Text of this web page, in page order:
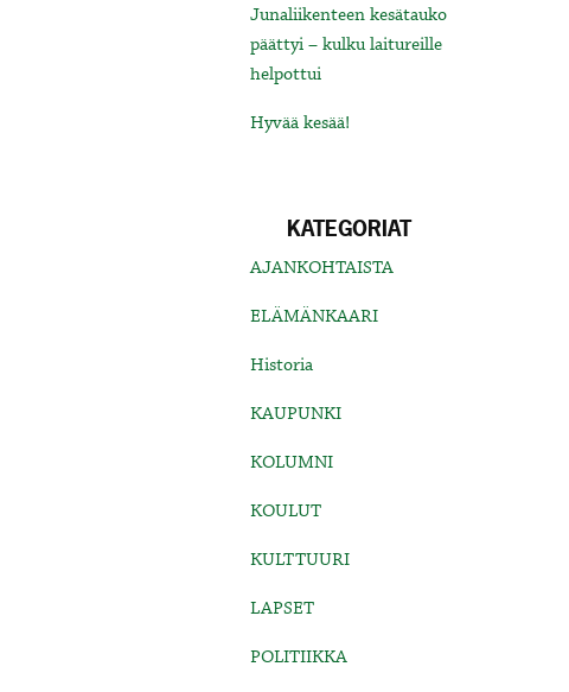
Junaliikenteen kesätauko
päättyi – kulku laitureille
helpottui
Hyvää kesää!
KATEGORIAT
AJANKOHTAISTA
ELÄMÄNKAARI
Historia
KAUPUNKI
KOLUMNI
KOULUT
KULTTUURI
LAPSET
POLITIIKKA